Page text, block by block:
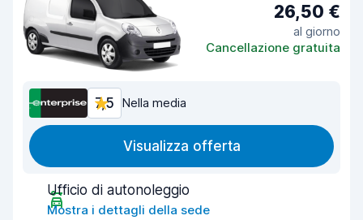
26,50 €
al giorno
Cancellazione gratuita
7,5 Nella media
Visualizza offerta
Ufficio di autonoleggio
Mostra i dettagli della sede